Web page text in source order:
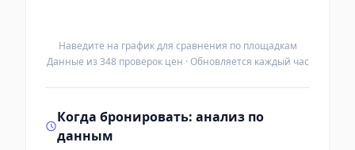
Наведите на график для сравнения по площадкам
Данные из 348 проверок цен · Обновляется каждый час
Когда бронировать: анализ по
данным